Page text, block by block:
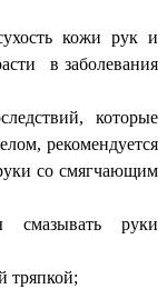
кожи рук и
в заболевания
которые
рекомендуется
со смягчающим
смазывать руки
тряпкой;